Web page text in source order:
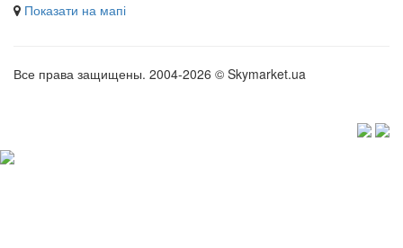
Показати на мапі
Все права защищены. 2004-2026 © Skymarket.ua